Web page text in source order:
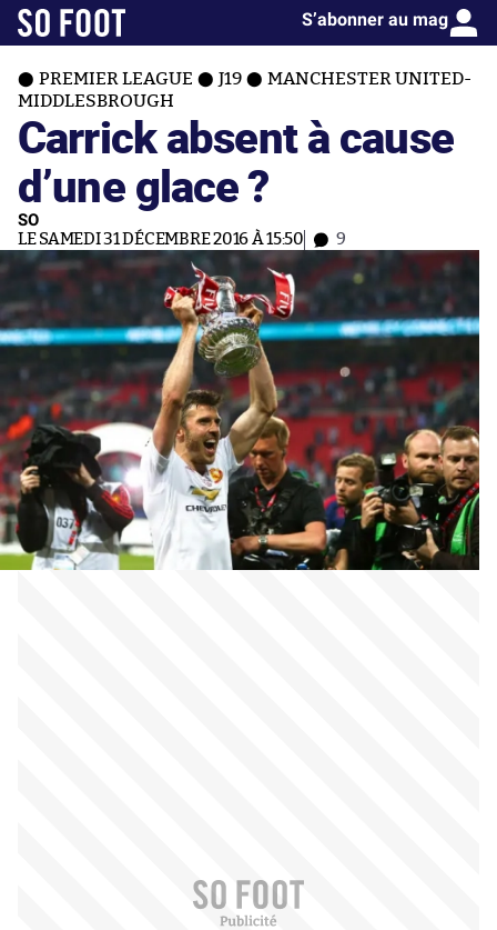
S’abonner au mag
PREMIER LEAGUE J19
MANCHESTER UNITED-
MIDDLESBROUGH
Carrick absent à cause
d’une glace ?
SO
LE SAMEDI 31 DÉCEMBRE 2016 À 15:50 9